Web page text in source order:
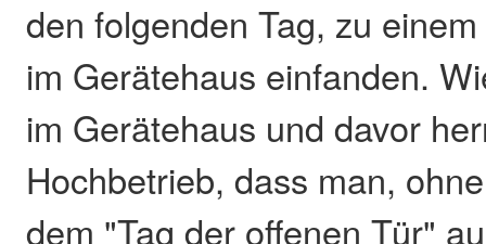
den folgenden Tag, zu
im Gerätehaus einfanden.
im Gerätehaus und davor
Hochbetrieb, dass man,
dem "Tag der offenen Tür"